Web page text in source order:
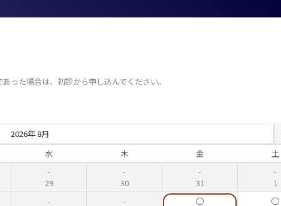
った場合は、初診から申し込んでください。
2026年 8月
水 木 金 土
29 30 31 1